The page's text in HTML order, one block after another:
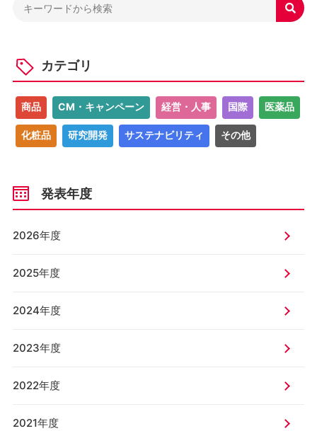

カテゴリ
商品 CM・キャンペーン 経営・人事 国際 医薬品
化粧品 研究開発 サステナビリティ その他
発表年度
2026年度
2025年度
2024年度
2023年度
2022年度
2021年度